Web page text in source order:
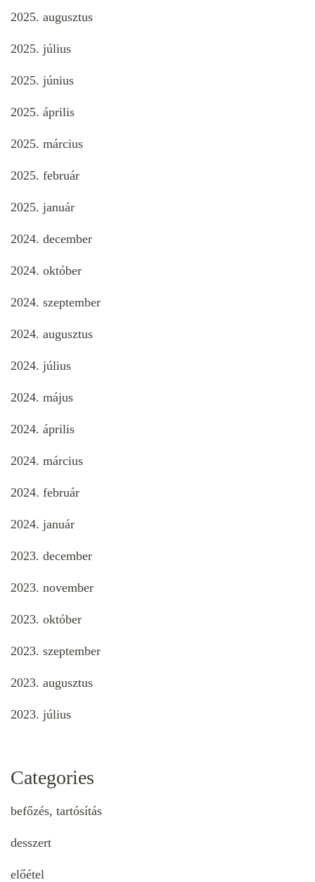
2025. augusztus
2025. július
2025. június
2025. április
2025. március
2025. február
2025. január
2024. december
2024. október
2024. szeptember
2024. augusztus
2024. július
2024. május
2024. április
2024. március
2024. február
2024. január
2023. december
2023. november
2023. október
2023. szeptember
2023. augusztus
2023. július
Categories
befőzés, tartósítás
desszert
előétel